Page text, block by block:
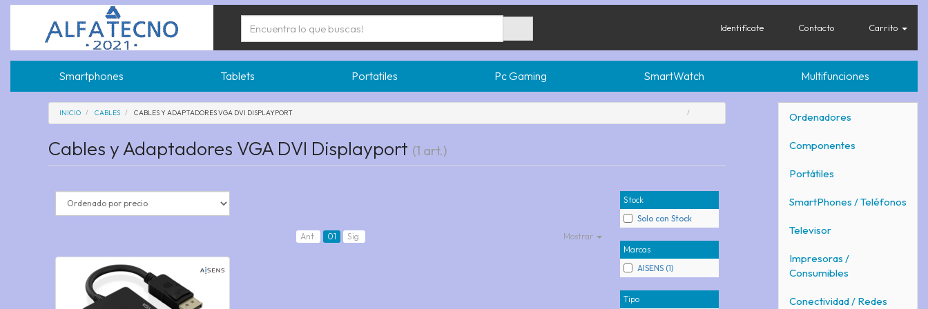
Identifícate Contacto Carrito
Smartphones Tablets Portatiles Pc Gaming SmartWatch Multifunciones
Ordenadores
Componentes
Portátiles
SmartPhones / Teléfonos
Televisor
Impresoras /
Consumibles
Conectividad / Redes
INICIO CABLES CABLES Y ADAPTADORES VGA DVI DISPLAYPORT
Cables y Adaptadores VGA DVI Displayport (1 art.)
Stock
Solo con Stock
Marcas
AISENS (1)
Tipo
Ant. 01 Sig. Mostrar